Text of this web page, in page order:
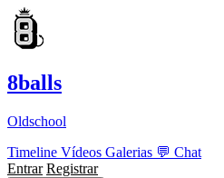
8balls
Oldschool
Timeline Vídeos Galerias 💬 Chat
Entrar Registrar